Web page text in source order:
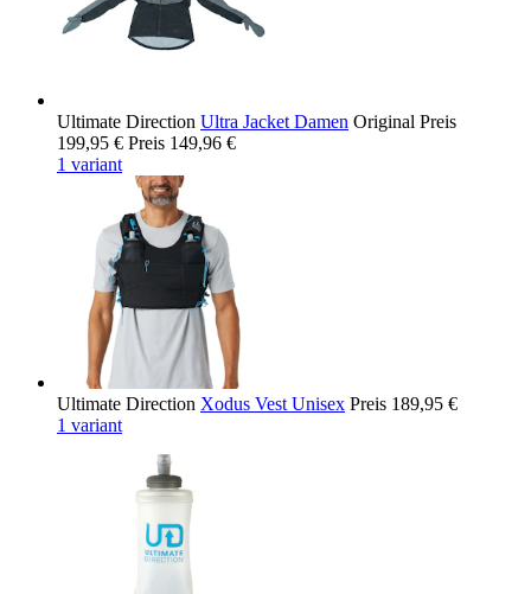
Ultimate Direction Ultra Jacket Damen Original Preis
199,95 € Preis 149,96 €
1 variant
Ultimate Direction Xodus Vest Unisex Preis 189,95 €
1 variant